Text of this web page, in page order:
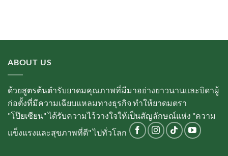
ABOUT US
ด้วยสูตรต้นตำรับยาดมคุณภาพที่มีมาอย่างยาวนานและบิดาผู้
ก่อตั้งที่มีความเฉียบแหลมทางธุรกิจ ทำให้ยาดมตรา
"โป๊ยเซียน" ได้รับความไว้วางใจให้เป็นสัญลักษณ์แห่ง "ความ
แข็งแรงและสุขภาพที่ดี" ไปทั่วโลก